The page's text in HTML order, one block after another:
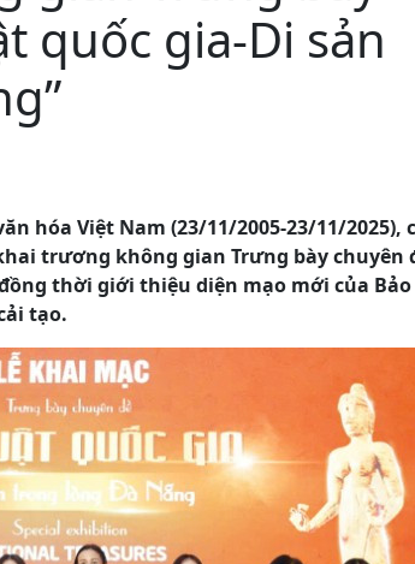
quốc gia-Di sản
hóa Việt Nam (23/11/2005-23/11/2025),
trương không gian Trưng bày chuyên
thời giới thiệu diện mạo mới của
tạo.